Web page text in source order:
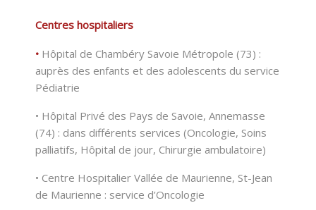
Centres hospitaliers
• Hôpital de Chambéry Savoie Métropole (73) :
auprès des enfants et des adolescents du service
Pédiatrie
• Hôpital Privé des Pays de Savoie, Annemasse
(74) : dans différents services (Oncologie, Soins
palliatifs, Hôpital de jour, Chirurgie ambulatoire)
• Centre Hospitalier Vallée de Maurienne, St-Jean
de Maurienne : service d’Oncologie